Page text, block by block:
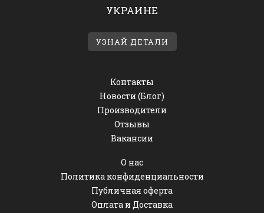
УКРАИНЕ
УЗНАЙ ДЕТАЛИ
Контакты
Новости (Блог)
Производители
Отзывы
Вакансии
О нас
Политика конфиденциальности
Публичная оферта
Оплата и Доставка